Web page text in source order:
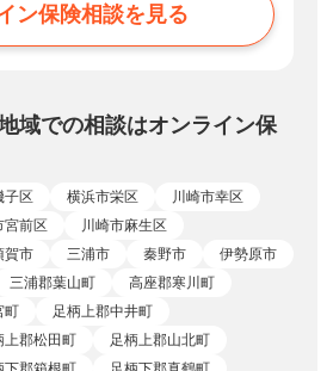
ン保険相談を見る
域での相談はオンライン保
子区 横浜市栄区
川崎市幸区
宮前区
川崎市麻生区
賀市 三浦市 秦野市
伊勢原市
三浦郡葉山町
高座郡寒川町
町
足柄上郡中井町
上郡松田町
足柄上郡山北町